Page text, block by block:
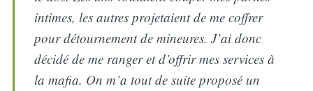
intimes, les autres projetaient de me coffrer
pour détournement de mineures. J’ai donc
décidé de me ranger et d’offrir mes services à
la mafia. On m’a tout de suite proposé un